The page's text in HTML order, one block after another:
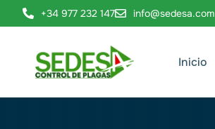
+34 977 232 147 info@sedesa.com
Inicio